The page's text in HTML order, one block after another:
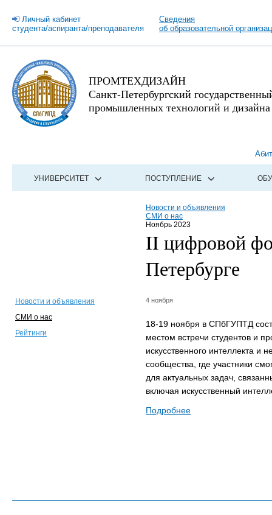
Личный кабинет
студента/аспиранта/преподавателя
Сведения
об образовательной
ПРОМТЕХДИЗАЙН
Санкт-Петербургский
промышленных технологий и дизайна
УНИВЕРСИТЕТ ПОСТУПЛЕНИЕ
Новости и объявления
СМИ о нас
Ноябрь 2023
II цифровой
Петербурге
Новости и объявления
СМИ о нас
Рейтинги
4 ноября
18-19 ноября в СПбГУПТД
местом встречи студентов и
искусственного интеллекта
сообщества, где участники
для актуальных задач,
включая искусственный
Подробнее